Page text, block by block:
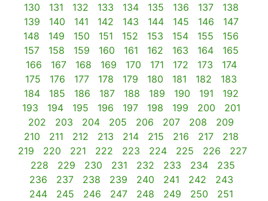
130
131 132 133 134 135 136 137
138
139
140 141 142 143 144 145 146
147
148
149 150 151 152 153 154 155
156
157
158 159 160 161 162 163 164
165
166
167 168 169 170 171 172 173
174
175
176 177 178 179 180 181 182
183
184
185 186 187 188 189 190 191
192
193
194 195 196 197 198 199 200
201
202
203 204 205 206 207 208
209
210
211 212 213 214 215 216 217
218
219
220 221 222 223 224 225 226
227
228
229 230 231 232 233 234
235
236
237 238 239 240 241 242
243
244
245 246 247 248 249 250
251